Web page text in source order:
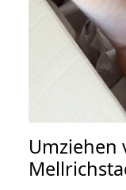
Umziehen